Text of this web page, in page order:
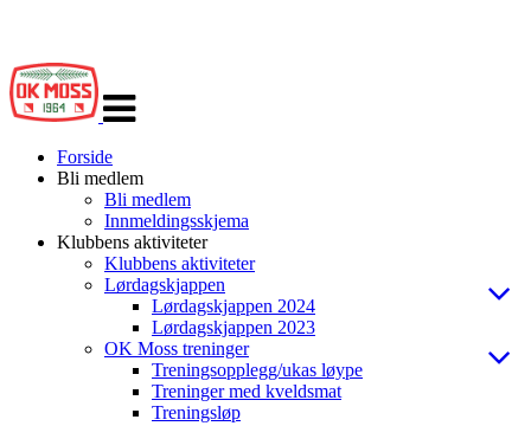
navigasjon
Forside
Bli medlem
Bli medlem
Innmeldingsskjema
Klubbens aktiviteter
Klubbens aktiviteter
Lørdagskjappen
Lørdagskjappen 2024
Lørdagskjappen 2023
OK Moss treninger
Treningsopplegg/ukas løype
Treninger med kveldsmat
Treningsløp